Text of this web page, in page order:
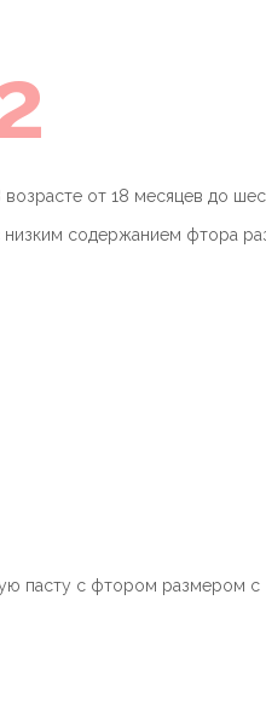
возрасте от 18 месяцев до
низким содержанием фтора
пасту с фтором размером с